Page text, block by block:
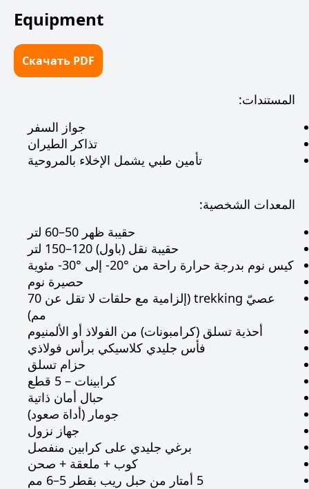
Equipment
Скачать PDF
المستندات:
جواز السفر
تذاكر الطيران
تأمين طبي يشمل الإخلاء بالمروحية
المعدات الشخصية:
حقيبة ظهر 50–60 لتر
حقيبة نقل (باول) 120–150 لتر
كيس نوم بدرجة حرارة راحة من ‎-20°‎ إلى ‎-30°‎ مئوية
حصيرة نوم
عصيّ trekking (إلزامية مع حلقات لا تقل عن 70
مم)
أحذية تسلق (كرامبونات) من الفولاذ أو الألمنيوم
فأس جليدي كلاسيكي برأس فولاذي
حزام تسلق
كرابينات – 5 قطع
حبال أمان ذاتية
جومار (أداة صعود)
جهاز نزول
برغي جليدي على كرابين منفصل
كوب + ملعقة + صحن
5 أمتار من حبل ريب بقطر 5–6 مم